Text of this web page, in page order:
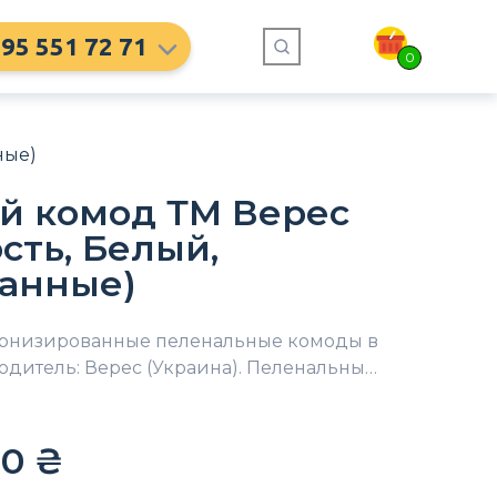
551 72 71 0
комод ТМ Верес
Белый,
пеленальные комоды в
Верес (Украина). Пеленальны…
₴